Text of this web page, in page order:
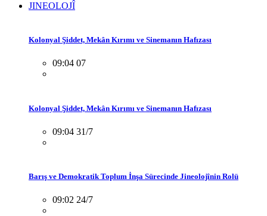
JINEOLOJÎ
Kolonyal Şiddet, Mekân Kırımı ve Sinemanın Hafızası
09:04 07
Kolonyal Şiddet, Mekân Kırımı ve Sinemanın Hafızası
09:04 31/7
Barış ve Demokratik Toplum İnşa Sürecinde Jineolojînin Rolü
09:02 24/7